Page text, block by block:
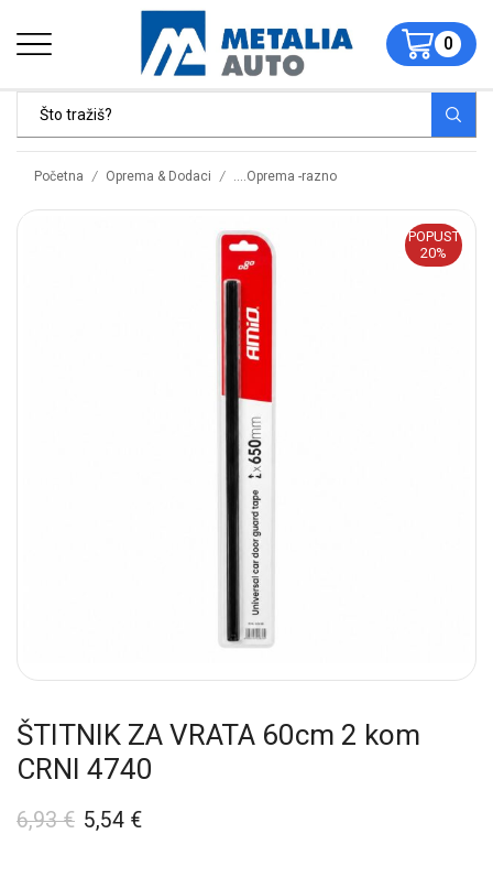
0
Početna / Oprema & Dodaci / ....Oprema -razno
POPUST
20%
ŠTITNIK ZA VRATA 60cm 2 kom
CRNI 4740
6,93€ 5,54 €